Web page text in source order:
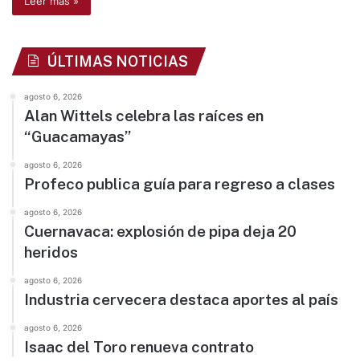
ÚLTIMAS NOTICIAS
agosto 6, 2026
Alan Wittels celebra las raíces en
“Guacamayas”
agosto 6, 2026
Profeco publica guía para regreso a clases
agosto 6, 2026
Cuernavaca: explosión de pipa deja 20
heridos
agosto 6, 2026
Industria cervecera destaca aportes al país
agosto 6, 2026
Isaac del Toro renueva contrato